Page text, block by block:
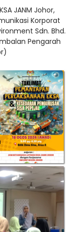
JANM Johor,
Korporat
Sdn. Bhd.
Pengarah